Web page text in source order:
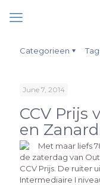
Categorieen
June 7, 2014
CCV Prijs
en
Met maar liefs
de zaterdag van
CCV Prijs. De ruiter
Intermediaire I